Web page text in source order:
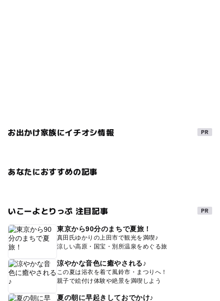
お出かけ家族にイチオシ情報
あなたにおすすめの記事
いこーよとりっぷ 注目記事
東京から90分のまちで夏旅！
真田氏ゆかりの上田市で観光を満喫♪
涼しい高原・国宝・別所温泉をめぐる旅
涼やかな音色に癒やされる♪
この夏は浴衣を着て風鈴市・まつりへ！
親子で絵付け体験や絶景を満喫しよう
夏の朝に早起きしておでかけ♪